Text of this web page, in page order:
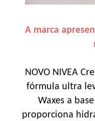
A marca
NOVO NIVEA
fórmula ultra
Waxes a
proporciona